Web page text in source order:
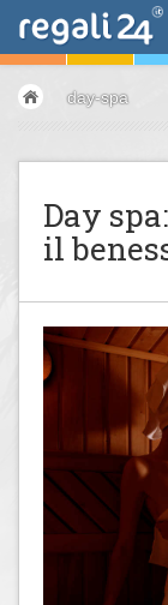
day-spa
Day
il